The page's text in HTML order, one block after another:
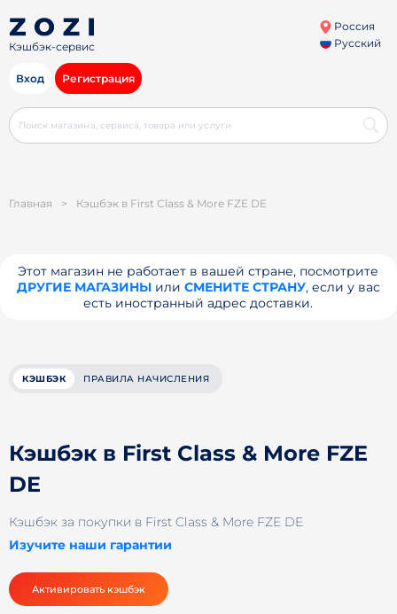
Кэшбэк-сервис
Россия
Русский
Вход Регистрация
Главная > Кэшбэк в First Class & More FZE DE
Этот магазин не работает в вашей стране, посмотрите
ДРУГИЕ МАГАЗИНЫили СМЕНИТЕ СТРАНУ, если у вас
есть иностранный адрес доставки.
КЭШБЭК ПРАВИЛА НАЧИСЛЕНИЯ
Кэшбэк в First Class & More FZE
DE
Кэшбэк за покупки в First Class & More FZE DE
Изучите наши гарантии
Активировать кэшбэк